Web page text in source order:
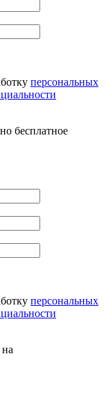
персональных
бесплатное
персональных